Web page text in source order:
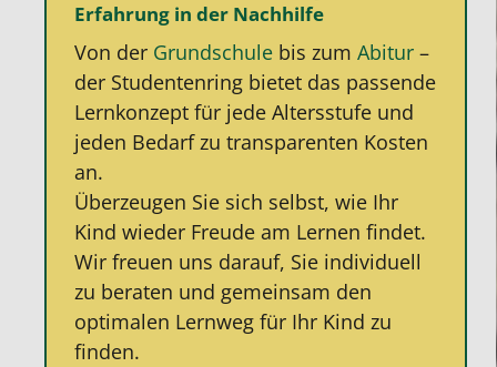
Erfahrung in der Nachhilfe
Von der Grundschule bis zum Abitur –
der Studentenring bietet das passende
Lernkonzept für jede Altersstufe und
jeden Bedarf zu transparenten Kosten
an.
Überzeugen Sie sich selbst, wie Ihr
Kind wieder Freude am Lernen findet.
Wir freuen uns darauf, Sie individuell
zu beraten und gemeinsam den
optimalen Lernweg für Ihr Kind zu
finden.